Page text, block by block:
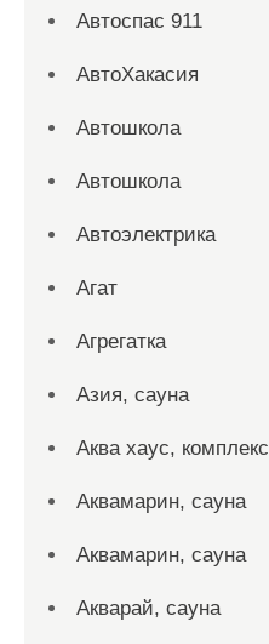
Автоспас 911
АвтоХакасия
Автошкола
Автошкола
Автоэлектрика
Агат
Агрегатка
Азия, сауна
Аква хаус, комплекс
Аквамарин, сауна
Аквамарин, сауна
Акварай, сауна